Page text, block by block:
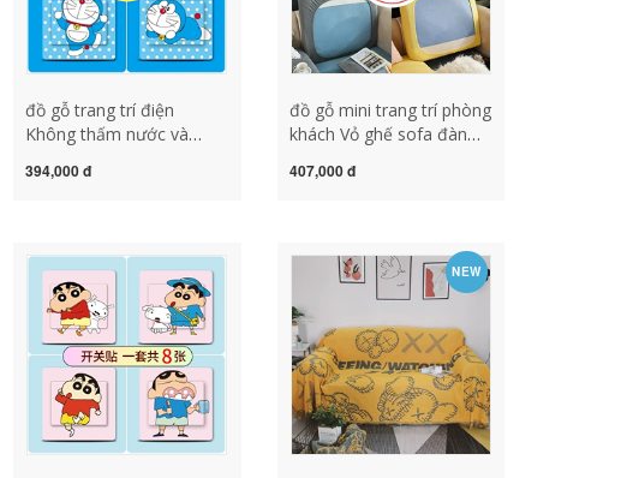
đồ gỗ trang trí điện
Không thấm nước và
tháo rời phim hoạt hình
dán giấy dán tường trang
trí tự dính đồ trang trí
phòng khách bằng gỗ đồ
gỗ trang trí nội thất
394,000 đ
đồ gỗ mini trang trí phòng
khách Vỏ ghế sofa đàn
phủ đệm đệm sofa đệm
trí để bàn đồ gỗ trang trí
tại hà nội
407,000 đ
NEW